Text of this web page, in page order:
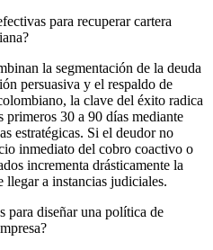
para recuperar cartera
la segmentación de la deuda
persuasiva y el respaldo de
la clave del éxito radica
primeros 30 a 90 días mediante
estratégicas. Si el deudor no
inmediato del cobro coactivo o
incrementa drásticamente la
llegar a instancias judiciales.
para diseñar una política de